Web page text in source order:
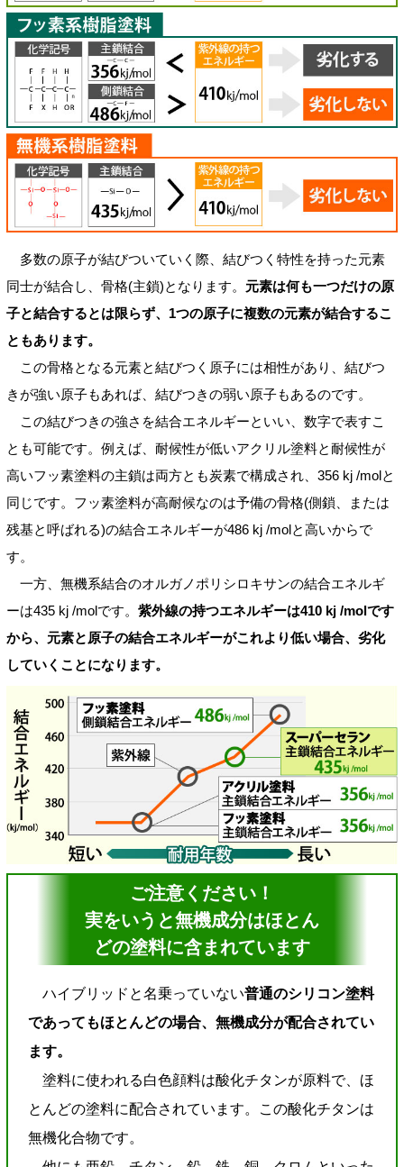
多数の原子が結びついていく際、結びつく特性を持った元素
同士が結合し、骨格(主鎖)となります。 元素は何も一つだけの原
子と結合するとは限らず、1つの原子に複数の元素が結合するこ
ともあります。
この骨格となる元素と結びつく原子には相性があり、結びつ
きが強い原子もあれば、結びつきの弱い原子もあるのです。
この結びつきの強さを結合エネルギーといい、数字で表すこ
とも可能です。例えば、耐候性が低いアクリル塗料と耐候性が
高いフッ素塗料の主鎖は両方とも炭素で構成され、356 kj /molと
同じです。フッ素塗料が高耐候なのは予備の骨格(側鎖、または
残基と呼ばれる)の結合エネルギーが486 kj /molと高いからで
す。
一方、無機系結合のオルガノポリシロキサンの結合エネルギ
ーは435 kj /molです。 紫外線の持つエネルギーは410 kj /molです
から、元素と原子の結合エネルギーがこれより低い場合、劣化
していくことになります。
ご注意ください！
実をいうと無機成分はほとん
どの塗料に含まれています
ハイブリッドと名乗っていない普通のシリコン塗料
であってもほとんどの場合、無機成分が配合されてい
ます。
塗料に使われる白色顔料は酸化チタンが原料で、ほ
とんどの塗料に配合されています。この酸化チタンは
無機化合物です。